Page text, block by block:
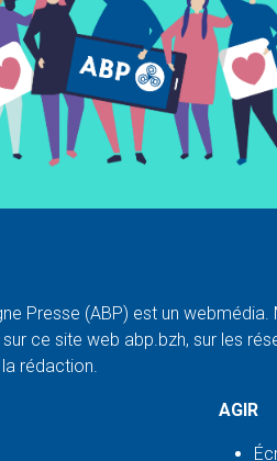
Presse (ABP) est un
ce site web abp.bzh, sur les
rédaction.
AGIR